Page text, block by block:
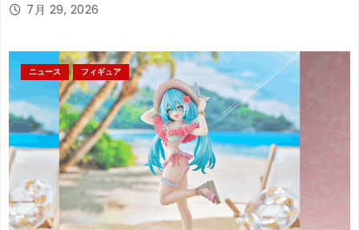
7月 29, 2026
ニュース フィギュア